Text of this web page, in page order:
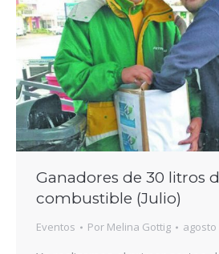
Ganadores de 30 litros
combustible (Julio)
Eventos Por Melina Gottig agosto